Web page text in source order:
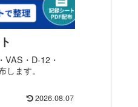
VAS・D-12・
ます。
2026.08.07